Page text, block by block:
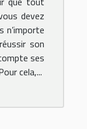
devez
n’importe
son
ses
cela,...